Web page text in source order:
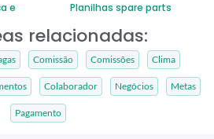
e
Planilhas spare parts
relacionadas:
Comissão Comissões Clima
Colaborador Negócios Metas
Pagamento